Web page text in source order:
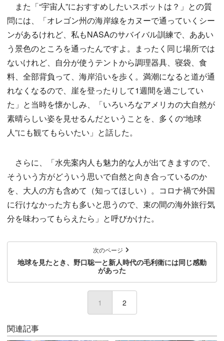
また「“宇宙人”におすすめしたいスポットは？」との質
問には、「オレゴン州の海岸線をカヌーで通っていくシー
ンがあるけれど、私もNASAのサバイバル訓練で、ああい
う景色のところを通ったんですよ。まったく同じ場所では
ないけれど、自分が使うテントから調理器具、寝袋、食
料、全部背負って、海岸沿いを歩く。満潮になると道が通
れなくなるので、崖を登ったりして1週間を過ごしてい
た」と当時を懐かしみ、「いろいろなアメリカの大自然が
素晴らしい姿を見せるんだということを、多くの“地球
人”にも観てもらいたい」と話した。
さらに、「水先案内人も魅力的な人が出てきますので、
そういう方がどういう思いで自然と向き合っているのか
を、大人の方も含めて（知ってほしい）。コロナ禍で外国
に行けなかった方も多いと思うので、束の間の海外旅行気
分を味わってもらえたら」と呼びかけた。
次のページ
地球を見たとき、野口聡一と新人時代の毛利衛には同じ感動
があった
1 (current)
2
関連記事